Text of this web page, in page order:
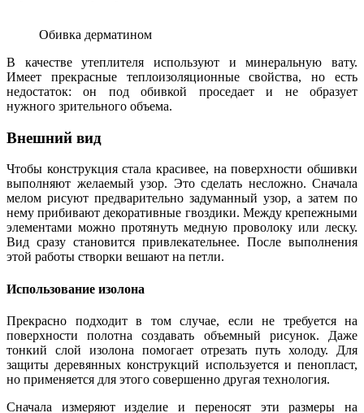
Обивка дерматином
В качестве утеплителя используют и минеральную вату.
Имеет прекрасные теплоизоляционные свойства, но есть
недостаток: он под обивкой проседает и не образует
нужного зрительного объема.
Внешний вид
Чтобы конструкция стала красивее, на поверхности обшивки
выполняют желаемый узор. Это сделать несложно. Сначала
мелом рисуют предварительно задуманный узор, а затем по
нему прибивают декоративные гвоздики. Между крепежными
элементами можно протянуть медную проволоку или леску.
Вид сразу становится привлекательнее. После выполнения
этой работы створки вешают на петли.
Использование изолона
Прекрасно подходит в том случае, если не требуется на
поверхности полотна создавать объемный рисунок. Даже
тонкий слой изолона помогает отрезать путь холоду. Для
защиты деревянных конструкций используется и пенопласт,
но применяется для этого совершенно другая технология.
Сначала измеряют изделие и переносят эти размеры на